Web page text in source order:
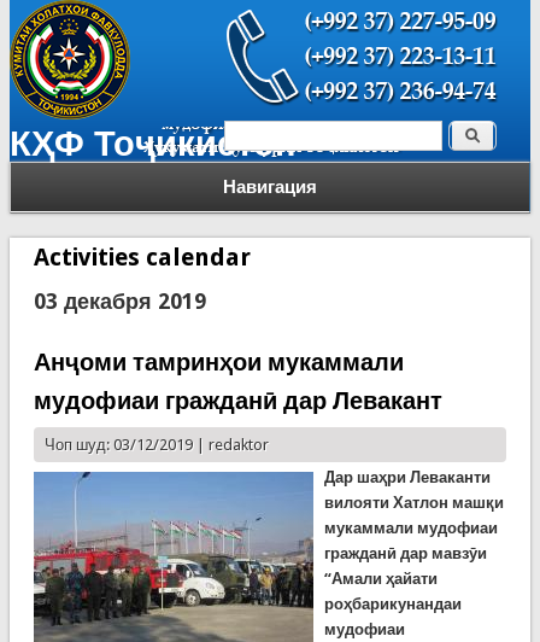
КҲФ Тоҷикистон
Навигация
Форма поиска Поиск
Activities calendar
03 декабря 2019
Анҷоми тамринҳои мукаммали
мудофиаи гражданӣ дар Левакант
Чоп шуд: 03/12/2019 | redaktor
Дар шаҳри Леваканти
вилояти Хатлон машқи
мукаммали мудофиаи
гражданӣ дар мавзӯи
“Амали ҳайати
роҳбарикунандаи
мудофиаи